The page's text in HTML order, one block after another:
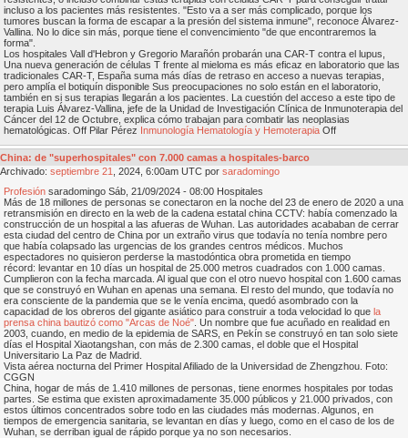
incluso a los pacientes más resistentes. "Esto va a ser más complicado, porque los
tumores buscan la forma de escapar a la presión del sistema inmune", reconoce Álvarez-
Vallina. No lo dice sin más, porque tiene el convencimiento "de que encontraremos la
forma".
Los hospitales Vall d'Hebron y Gregorio Marañón probarán una CAR-T contra el lupus,
Una nueva generación de células T frente al mieloma es más eficaz en laboratorio que las
tradicionales CAR-T, España suma más días de retraso en acceso a nuevas terapias,
pero amplía el botiquín disponible Sus preocupaciones no solo están en el laboratorio,
también en si sus terapias llegarán a los pacientes. La cuestión del acceso a este tipo de
terapia Luis Álvarez-Vallina, jefe de la Unidad de Investigación Clínica de Inmunoterapia del
Cáncer del 12 de Octubre, explica cómo trabajan para combatir las neoplasias
hematológicas. Off Pilar Pérez Inmunología Hematología y Hemoterapia Off
China: de "superhospitales" con 7.000 camas a hospitales-barco
Archivado: septiembre 21 , 2024, 6:00am UTC por saradomingo
Profesión saradomingo Sáb, 21/09/2024 - 08:00 Hospitales
Más de 18 millones de personas se conectaron en la noche del 23 de enero de 2020 a una
retransmisión en directo en la web de la cadena estatal china CCTV: había comenzado la
construcción de un hospital a las afueras de Wuhan. Las autoridades acababan de cerrar
esta ciudad del centro de China por un extraño virus que todavía no tenía nombre pero
que había colapsado las urgencias de los grandes centros médicos. Muchos
espectadores no quisieron perderse la mastodóntica obra prometida en tiempo
récord: levantar en 10 días un hospital de 25.000 metros cuadrados con 1.000 camas.
Cumplieron con la fecha marcada. Al igual que con el otro nuevo hospital con 1.600 camas
que se construyó en Wuhan en apenas una semana. El resto del mundo, que todavía no
era consciente de la pandemia que se le venía encima, quedó asombrado con la
capacidad de los obreros del gigante asiático para construir a toda velocidad lo que la
prensa china bautizó como "Arcas de Noé" . Un nombre que fue acuñado en realidad en
2003, cuando, en medio de la epidemia de SARS, en Pekín se construyó en tan solo siete
días el Hospital Xiaotangshan, con más de 2.300 camas, el doble que el Hospital
Universitario La Paz de Madrid.
Vista aérea nocturna del Primer Hospital Afiliado de la Universidad de Zhengzhou. Foto:
CGGN
China, hogar de más de 1.410 millones de personas, tiene enormes hospitales por todas
partes. Se estima que existen aproximadamente 35.000 públicos y 21.000 privados, con
estos últimos concentrados sobre todo en las ciudades más modernas. Algunos, en
tiempos de emergencia sanitaria, se levantan en días y luego, como en el caso de los de
Wuhan, se derriban igual de rápido porque ya no son necesarios.